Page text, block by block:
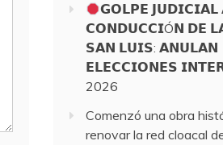
𝗚𝗢𝗟𝗣𝗘 𝗝𝗨𝗗𝗜𝗖𝗜𝗔𝗟
𝗖𝗢𝗡𝗗𝗨𝗖𝗖𝗜Ó𝗡 𝗗𝗘
𝗦𝗔𝗡 𝗟𝗨𝗜𝗦: 𝗔𝗡𝗨𝗟𝗔𝗡
𝗘𝗟𝗘𝗖𝗖𝗜𝗢𝗡𝗘𝗦
2026
Comenzó una obra
renovar la red cloacal